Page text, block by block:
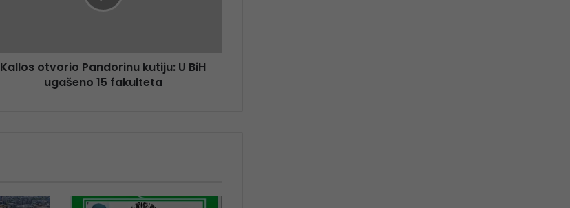
Kallos otvorio Pandorinu kutiju: U BiH
ugašeno 15 fakulteta